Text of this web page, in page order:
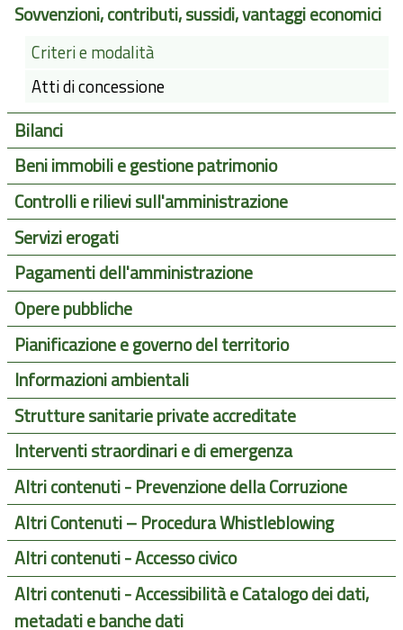
Sovvenzioni, contributi, sussidi, vantaggi economici
Criteri e modalità
Atti di concessione
Bilanci
Beni immobili e gestione patrimonio
Controlli e rilievi sull'amministrazione
Servizi erogati
Pagamenti dell'amministrazione
Opere pubbliche
Pianificazione e governo del territorio
Informazioni ambientali
Strutture sanitarie private accreditate
Interventi straordinari e di emergenza
Altri contenuti - Prevenzione della Corruzione
Altri Contenuti – Procedura Whistleblowing
Altri contenuti - Accesso civico
Altri contenuti - Accessibilità e Catalogo dei dati,
metadati e banche dati